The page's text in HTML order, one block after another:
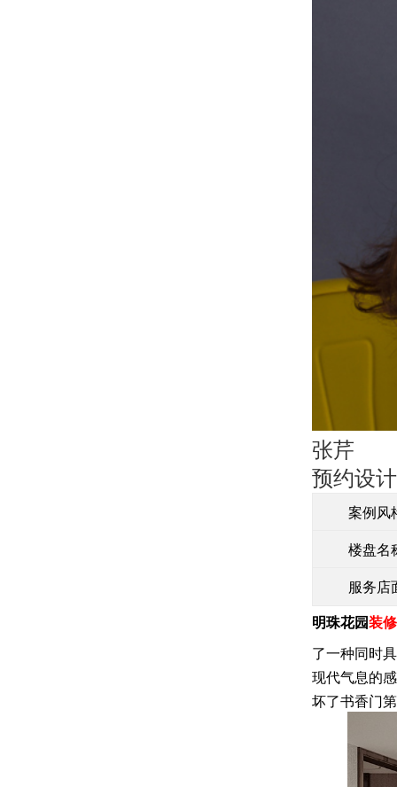
张芹
预约设计
案例风
楼盘名
服务店
明珠花园装
了一种同时
现代气息的
坏了书香门